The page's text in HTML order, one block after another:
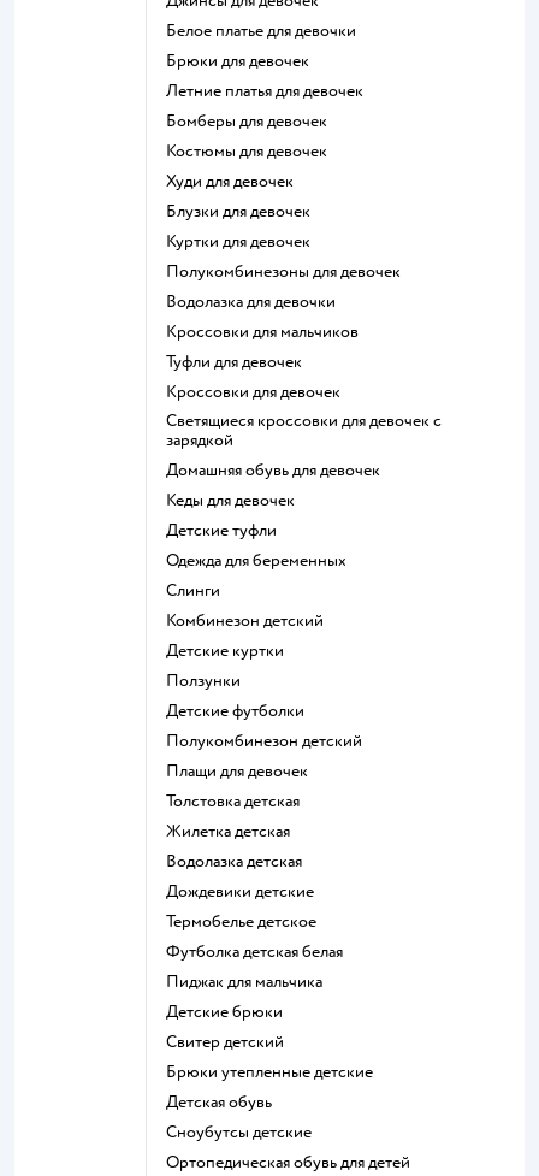
Белое платье для девочки
Брюки для девочек
Летние платья для девочек
Бомберы для девочек
Костюмы для девочек
Худи для девочек
Блузки для девочек
Куртки для девочек
Полукомбинезоны для девочек
Водолазка для девочки
Кроссовки для мальчиков
Туфли для девочек
Кроссовки для девочек
Светящиеся кроссовки для девочек с
зарядкой
Домашняя обувь для девочек
Кеды для девочек
Детские туфли
Одежда для беременных
Слинги
Комбинезон детский
Детские куртки
Ползунки
Детские футболки
Полукомбинезон детский
Плащи для девочек
Толстовка детская
Жилетка детская
Водолазка детская
Дождевики детские
Термобелье детское
Футболка детская белая
Пиджак для мальчика
Детские брюки
Свитер детский
Брюки утепленные детские
Детская обувь
Сноубутсы детские
Ортопедическая обувь для детей